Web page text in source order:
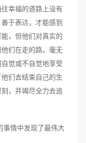
幸福的道路上没有
于表达，才能感到
，但他们对真实的
们在走的路。毫无
觉或不自觉地享受
们去结束自己的生
，并竭尽全力去追
情中发现了最伟大